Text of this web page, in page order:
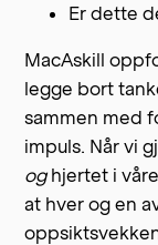
Er dette
MacAskill
legge bort
sammen med
impuls. Når vi
oghjertet i
at hver og en